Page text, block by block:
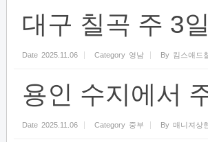
대구 칠곡 주 3
Date 2025.11.06 Category 영남 By 킴스애드
용인 수지에서
Date 2025.11.06 Category 중부 By 매니져상